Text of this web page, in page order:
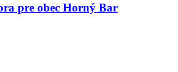
pre obec Horný Bar